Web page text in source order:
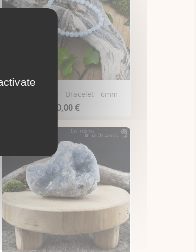
Aigue Marine - Bracelet - 6mm
30,00 €